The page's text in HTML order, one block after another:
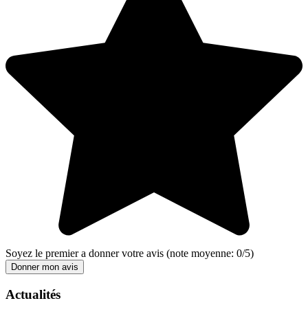
Soyez le premier a donner votre avis (note moyenne: 0/5)
Donner mon avis
Actualités